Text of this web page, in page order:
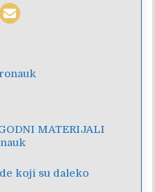
MATERIJALI
koji su daleko